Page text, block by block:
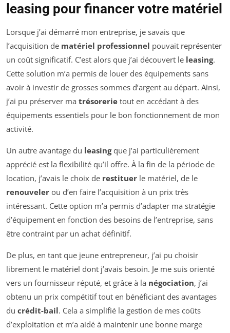
leasing pour financer votre matériel
Lorsque j’ai démarré mon entreprise, je savais que
l’acquisition de matériel professionnel pouvait représenter
un coût significatif. C’est alors que j’ai découvert le leasing.
Cette solution m’a permis de louer des équipements sans
avoir à investir de grosses sommes d’argent au départ. Ainsi,
j’ai pu préserver ma trésorerie tout en accédant à des
équipements essentiels pour le bon fonctionnement de mon
activité.
Un autre avantage du leasingque j’ai particulièrement
apprécié est la flexibilité qu’il offre. À la fin de la période de
location, j’avais le choix de restituer le matériel, de le
renouveler ou d’en faire l’acquisition à un prix très
intéressant. Cette option m’a permis d’adapter ma stratégie
d’équipement en fonction des besoins de l’entreprise, sans
être contraint par un achat définitif.
De plus, en tant que jeune entrepreneur, j’ai pu choisir
librement le matériel dont j’avais besoin. Je me suis orienté
vers un fournisseur réputé, et grâce à la négociation, j’ai
obtenu un prix compétitif tout en bénéficiant des avantages
du crédit-bail. Cela a simplifié la gestion de mes coûts
d’exploitation et m’a aidé à maintenir une bonne marge